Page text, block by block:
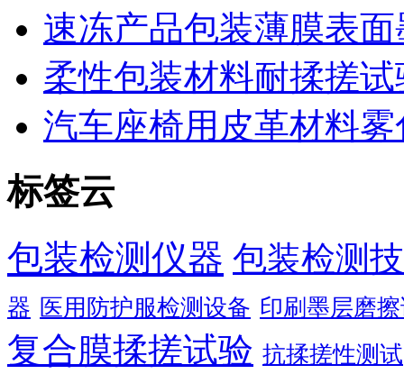
速冻产品包装薄膜表
柔性包装材料耐揉搓
汽车座椅用皮革材料
标签云
包装检测仪器 包装检测
器 医用防护服检测设备 印刷墨层磨
复合膜揉搓试验 抗揉搓性测试